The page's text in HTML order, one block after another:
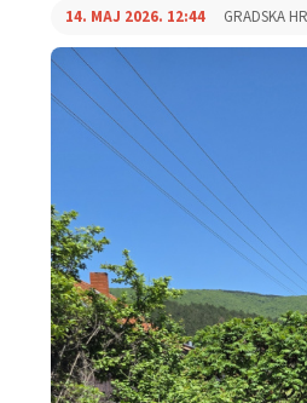
14. MAJ 2026. 12:44 GRADSKA